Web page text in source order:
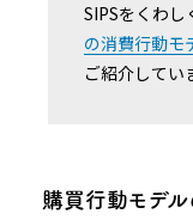
SIPSをくわ
の消費行動モ
ご紹介してい
購買行動モデル